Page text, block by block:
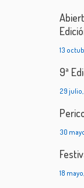
13
9ª
29
30
18